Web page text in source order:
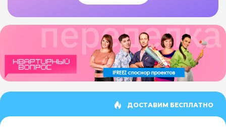
ДОСТАВИМ БЕСПЛАТНО